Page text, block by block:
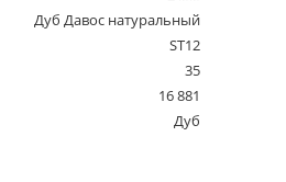
Дуб Давос натуральный
ST12
35
16 881
Дуб